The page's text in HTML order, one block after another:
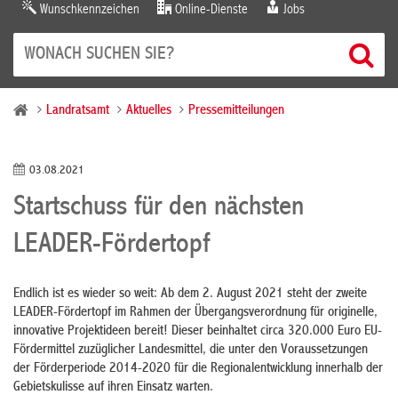
Wunschkennzeichen Online-Dienste Jobs
Landratsamt Aktuelles Pressemitteilungen
03.08.2021
Startschuss für den nächsten
LEADER-Fördertopf
Endlich ist es wieder so weit: Ab dem 2. August 2021 steht der zweite
LEADER-Fördertopf im Rahmen der Übergangsverordnung für originelle,
innovative Projektideen bereit! Dieser beinhaltet circa 320.000 Euro EU-
Fördermittel zuzüglicher Landesmittel, die unter den Voraussetzungen
der Förderperiode 2014-2020 für die Regionalentwicklung innerhalb der
Gebietskulisse auf ihren Einsatz warten.